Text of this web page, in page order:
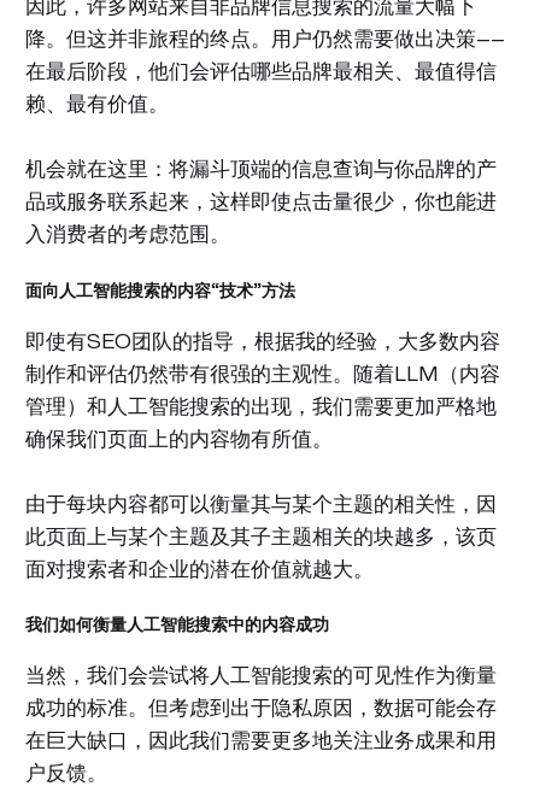
因此，许多网站来自非品牌信息搜索的流量大幅下
降。但这并非旅程的终点​​。用户仍然需要做出决策——
在最后阶段，他们会评估哪些品牌最相关、最值得信
赖、最有价值。
机会就在这里：将漏斗顶端的信息查询与你品牌的产
品或服务联系起来，这样即使点击量很少，你也能进
入消费者的考虑范围。
面向人工智能搜索的内容“技术”方法
即使有SEO团队的指导，根据我的经验，大多数内容
制作和评估仍然带有很强的主观性。随着LLM（内容
管理）和人工智能搜索的出现，我们需要更加严格地
确保我们页面上的内容物有所值。
由于每块内容都可以衡量其与某个主题的相关性，因
此页面上与某个主题及其子主题相关的块越多，该页
面对搜索者和企业的潜在价值就越大。
我们如何衡量人工智能搜索中的内容成功
当然，我们会尝试将人工智能搜索的可见性作为衡量
成功的标准。但考虑到出于隐私原因，数据可能会存
在巨大缺口，因此我们需要更多地关注业务成果和用
户反馈。